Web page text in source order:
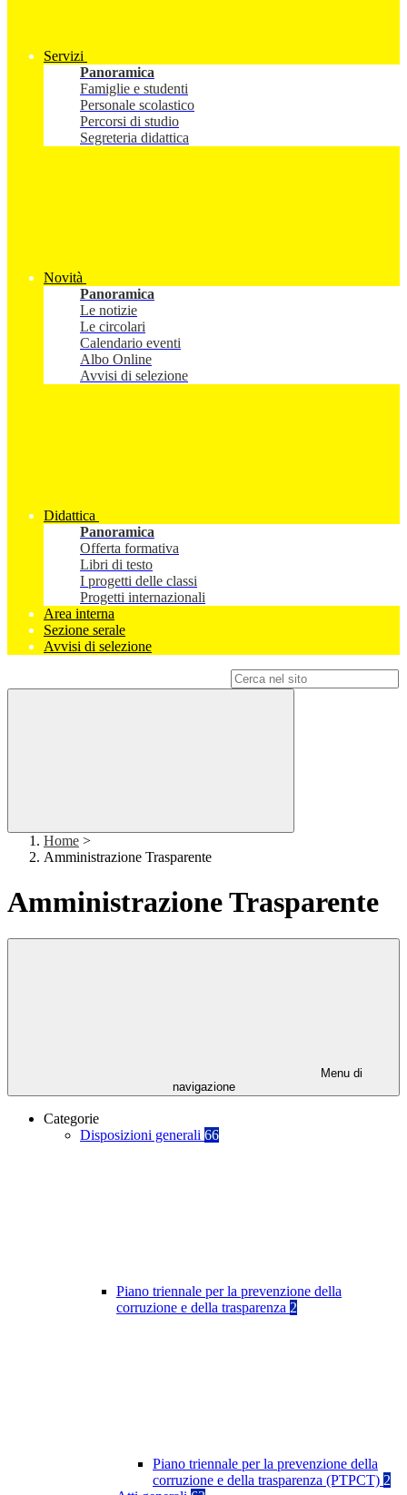
Servizi
Panoramica
Famiglie e studenti
Personale scolastico
Percorsi di studio
Segreteria didattica
Novità
Panoramica
Le notizie
Le circolari
Calendario eventi
Albo Online
Avvisi di selezione
Didattica
Panoramica
Offerta formativa
Libri di testo
I progetti delle classi
Progetti internazionali
Area interna
Sezione serale
Avvisi di selezione
Home >
Amministrazione Trasparente
Amministrazione Trasparente
Menu di
navigazione
Categorie
Disposizioni generali 66
Piano triennale per la prevenzione della
corruzione e della trasparenza 2
Piano triennale per la prevenzione della
corruzione e della trasparenza (PTPCT) 2